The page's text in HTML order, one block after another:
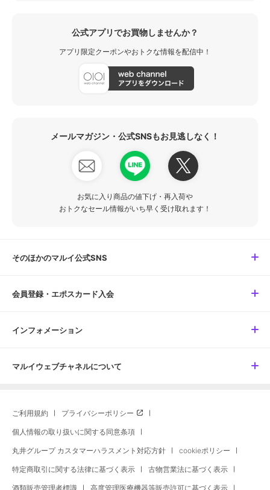
公式アプリでお買物しませんか？
アプリ限定クーポンやおトクな情報を配信中！
メールマガジン・公式SNSもお見逃しなく！
お気に入り商品の値下げ・再入荷や
おトクなセール情報がいち早く受け取れます！
そのほかのマルイ公式SNS
会員登録・エポスカード入会
インフォメーション
マルイウェブチャネルについて
ご利用規約 プライバシーポリシー
個人情報の取り扱いに関する同意条項
丸井グループ カスタマーハラスメント対応方針 cookieポリシー
特定商取引に関する法律に基づく表示 古物営業法に基づく表示
酒類販売管理者標識 高度管理医療機器等販売許可に基づく表示